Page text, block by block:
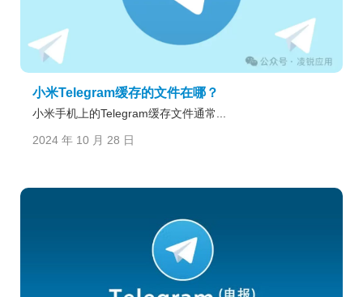
小米Telegram缓存的文件在哪？
小米手机上的Telegram缓存文件通常...
2024 年 10 月 28 日